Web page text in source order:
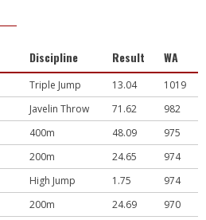
Discipline Result WA
Triple Jump 13.04
1019
Javelin Throw 71.62
982
400m 48.09
975
200m 24.65
974
High Jump 1.75
974
200m 24.69
970